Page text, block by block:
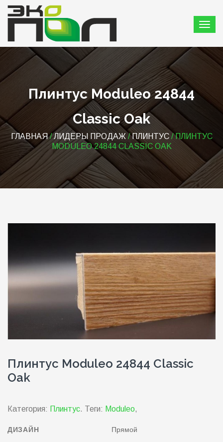
Плинтус Moduleo 24844
Classic Oak
ГЛАВНАЯ/ЛИДЕРЫ ПРОДАЖ /ПЛИНТУС/ ПЛИНТУС
MODULEO 24844 CLASSIC OAK
Плинтус Moduleo 24844 Classic
Oak
Категория: Плинтус. Теги: Moduleo,
ДИЗАЙН Прямой